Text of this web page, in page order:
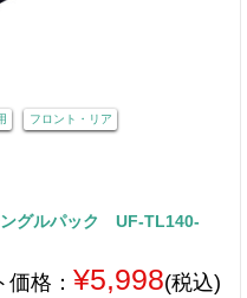
フロント・リア
グルパック UF-TL140-
価格： ¥5,998(税込)